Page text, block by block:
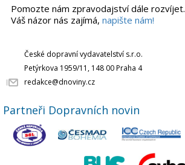
Pomozte nám zpravodajství dále rozvíjet.
Váš názor nás zajímá, napište nám!
České dopravní vydavatelství s.r.o.
Petýrkova 1959/11, 148 00 Praha 4
redakce@dnoviny.cz
Partneři Dopravních novin